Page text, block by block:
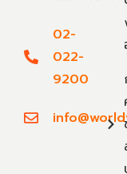
02-
022-
9200